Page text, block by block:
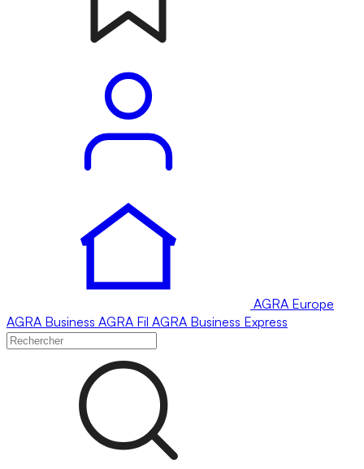
AGRA Europe
AGRA Business AGRA Fil AGRA Business Express